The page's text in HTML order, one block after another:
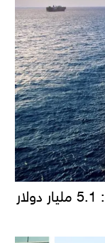
قفزة في صادرات الصناعات الغذائية: 5.1 مليار دولار